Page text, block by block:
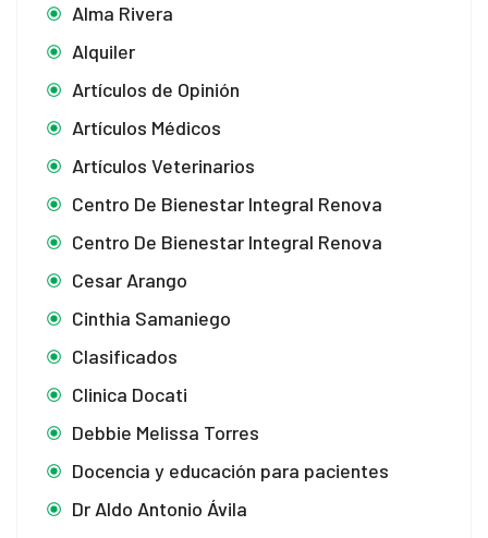
Alma Rivera
Alquiler
Artículos de Opinión
Artículos Médicos
Artículos Veterinarios
Centro De Bienestar Integral Renova
Centro De Bienestar Integral Renova
Cesar Arango
Cinthia Samaniego
Clasificados
Clinica Docati
Debbie Melissa Torres
Docencia y educación para pacientes
Dr Aldo Antonio Ávila